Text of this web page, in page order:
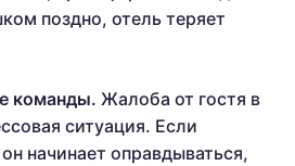
поздно, отель теряет
команды. Жалоба от гостя в
ситуация. Если
начинает оправдываться,